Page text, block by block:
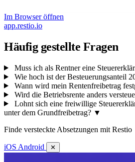
Im Browser öffnen
app.restio.io
Häufig gestellte Fragen
Muss ich als Rentner eine
Wie hoch ist der Besteuerungsanteil
Wann wird mein Rentenfreibetrag
Wird die Betriebsrente anders
Lohnt sich eine freiwillige
unter dem Grundfreibetrag? ▼
Finde versteckte Absetzungen mit Restio
iOS Android ✕